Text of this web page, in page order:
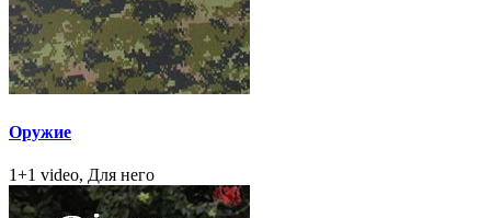
Оружие
1+1 video, Для него